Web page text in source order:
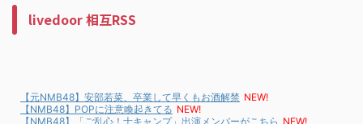
livedoor 相互RSS
【元NMB48】安部若菜、卒業して早くもお酒解禁 NEW!
【NMB48】POPに注意喚起きてる NEW!
【NMB48】「ご乱心！士キャンプ」出演メンバーがこちら NEW!